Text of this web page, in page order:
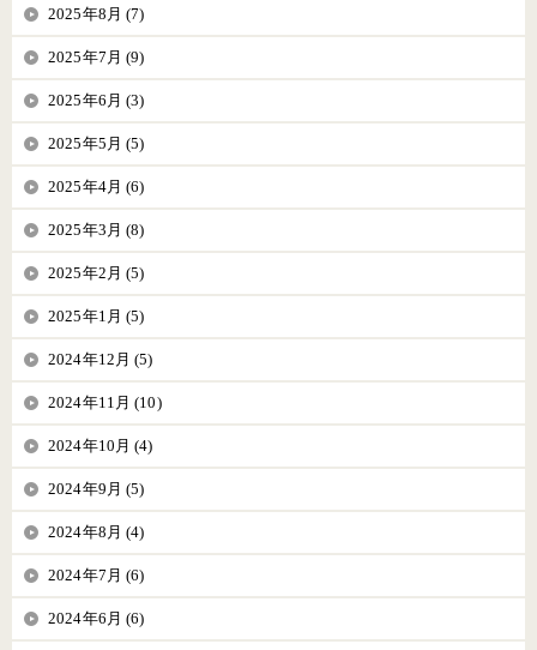
2025年8月 (7)
2025年7月 (9)
2025年6月 (3)
2025年5月 (5)
2025年4月 (6)
2025年3月 (8)
2025年2月 (5)
2025年1月 (5)
2024年12月 (5)
2024年11月 (10)
2024年10月 (4)
2024年9月 (5)
2024年8月 (4)
2024年7月 (6)
2024年6月 (6)